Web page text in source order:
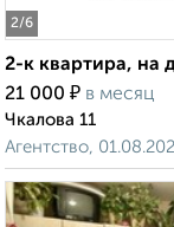
2/6
2-к квартира, на
21 000 ₽ в месяц
Чкалова 11
Агентство,